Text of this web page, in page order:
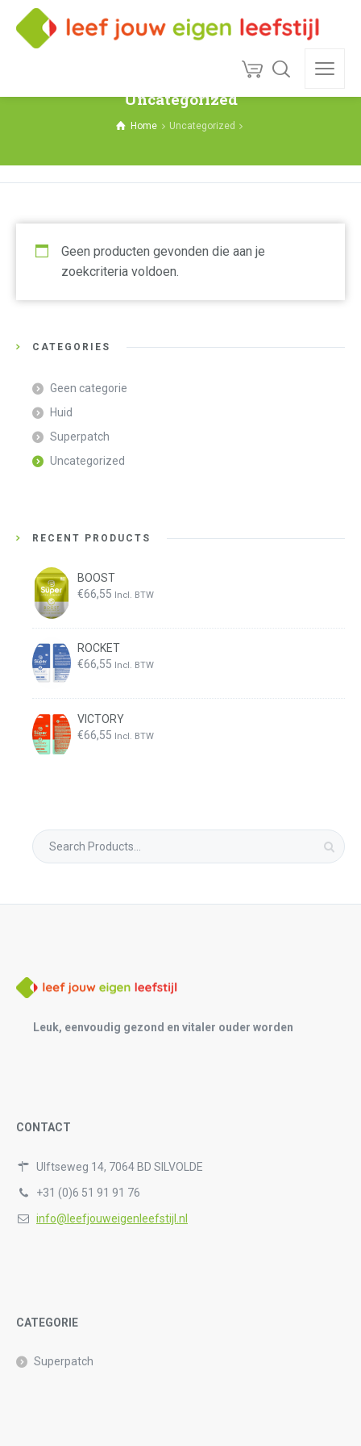
Uncategorized
Home Uncategorized
Geen producten gevonden die aan je
zoekcriteria voldoen.
CATEGORIES
Geen categorie
Huid
Superpatch
Uncategorized
RECENT PRODUCTS
BOOST
€66,55 Incl. BTW
ROCKET
€66,55 Incl. BTW
VICTORY
€66,55 Incl. BTW
Search
for:
Leuk, eenvoudig gezond en vitaler ouder worden
CONTACT
Ulftseweg 14, 7064 BD SILVOLDE
+31 (0)6 51 91 91 76
info@leefjouweigenleefstijl.nl
CATEGORIE
Superpatch